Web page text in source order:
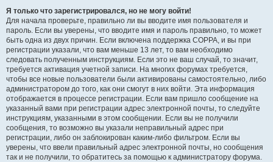
Я только что зарегистрировался, но не могу войти!
Для начала проверьте, правильно ли вы вводите имя пользователя и
пароль. Если вы уверены, что вводите имя и пароль правильно, то может
быть одна из двух причин. Если включена поддержка COPPA, и вы при
регистрации указали, что вам меньше 13 лет, то вам необходимо
следовать полученным инструкциям. Если это не ваш случай, то значит,
требуется активация учетной записи. На многих форумах требуется,
чтобы все новые пользователи были активированы самостоятельно, либо
администратором до того, как они смогут в них войти. Эта информация
отображается в процессе регистрации. Если вам пришло сообщение на
указанный вами при регистрации адрес электронной почты, то следуйте
инструкциям, указанными в этом сообщении. Если вы не получили
сообщения, то возможно вы указали неправильный адрес при
регистрации, либо он заблокирован каким-либо фильтром. Если вы
уверены, что ввели правильный адрес электронной почты, но сообщения
так и не получили, то обратитесь за помощью к администратору форума.